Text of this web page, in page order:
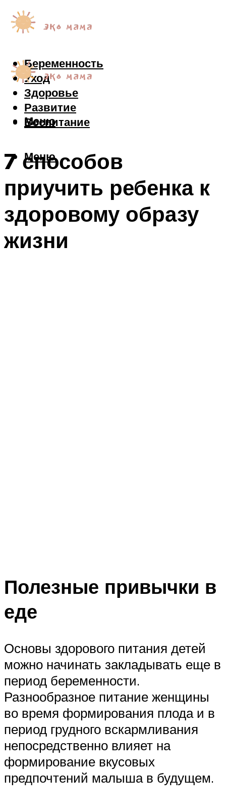
Беременность
Уход
Здоровье
Развитие
Воспитание
Меню
Меню
7 способов
приучить ребенка к
здоровому образу
жизни
Полезные привычки в
еде
Основы здорового питания детей
можно начинать закладывать еще в
период беременности.
Разнообразное питание женщины
во время формирования плода и в
период грудного вскармливания
непосредственно влияет на
формирование вкусовых
предпочтений малыша в будущем.